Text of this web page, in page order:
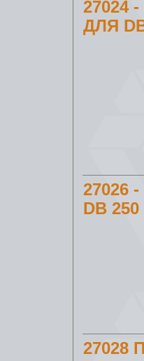
27024
ДЛЯ
27026
DB 250
27028